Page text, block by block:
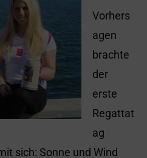
Vorhers
agen
brachte
der
erste
Regattat
ag
sich: Sonne und Wind